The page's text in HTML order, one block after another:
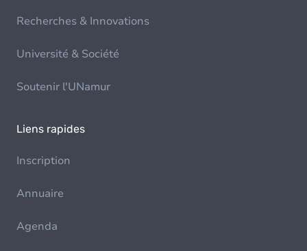
Recherches & Innovations
Université & Société
Soutenir l'UNamur
Liens rapides
Inscription
Annuaire
Agenda